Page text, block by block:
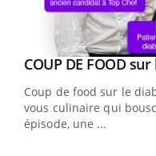
Youtube
COUP DE FOOD
Coup de food sur le
vous culinaire qui
épisode, une ...